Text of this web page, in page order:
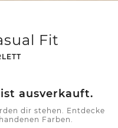
Fit
ausverkauft.
dir stehen. Entdecke
Farben.